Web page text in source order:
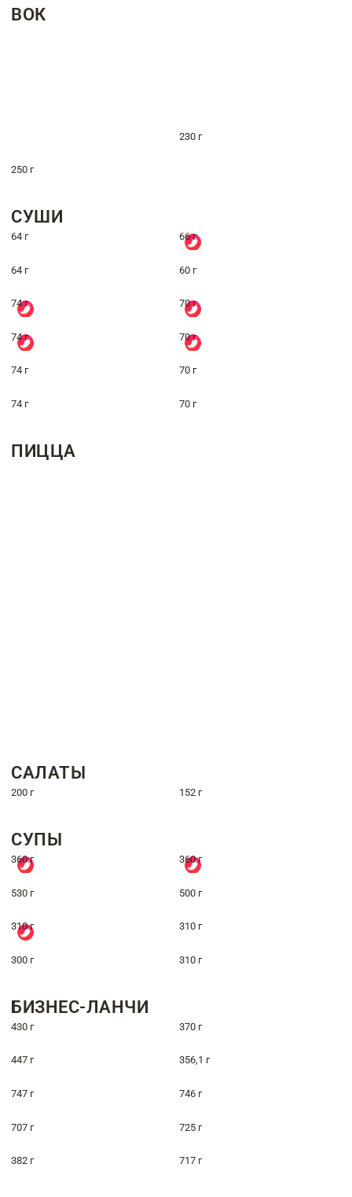
ВОК
230 г
250 г
СУШИ
64 г 66 г
64 г 60 г
74 г 70 г
74 г 70 г
74 г 70 г
74 г 70 г
ПИЦЦА
САЛАТЫ
200 г 152 г
СУПЫ
360 г 360 г
530 г 500 г
310 г 310 г
300 г 310 г
БИЗНЕС-ЛАНЧИ
430 г 370 г
447 г 356,1 г
747 г 746 г
707 г 725 г
382 г 717 г